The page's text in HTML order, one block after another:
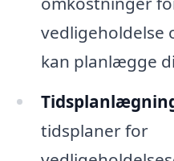
vedligeholdelse
kan planlægge
tidsplaner for